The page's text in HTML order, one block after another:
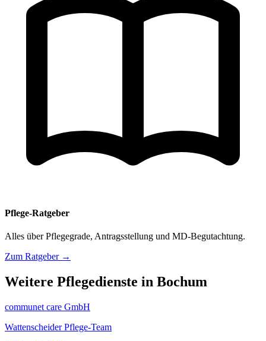
Pflege-Ratgeber
Alles über Pflegegrade, Antragsstellung und MD-Begutachtung.
Zum Ratgeber →
Weitere Pflegedienste in Bochum
communet care GmbH
Wattenscheider Pflege-Team